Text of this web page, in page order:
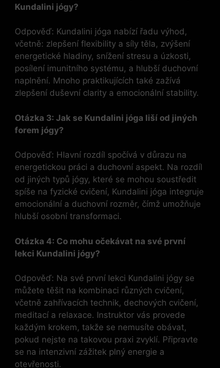
Kundalini jógy?
Odpověď: Kundalini jóga nabízí řadu výhod,
včetně: zlepšení flexibility a síly těla, zvýšení
energetické hladiny, snížení stresu a úzkosti,
posílení imunitního systému, a hlubší duchovní
naplnění. Mnoho praktikujících také zažívá
zlepšení duševní clarity a emocionální stability.
Otázka 3: Jak se Kundalini jóga liší od jiných
forem jógy?
Odpověď: Hlavní rozdíl spočívá v důrazu na
energetickou práci a duchovní aspekt. Na rozdíl
od jiných typů jógy, které se mohou soustředit
spíše na fyzické cvičení, Kundalini jóga integruje
emocionální a duchovní rozměr, čímž umožňuje
hlubší osobní transformaci.
Otázka 4: Co mohu očekávat na své první
lekci Kundalini jógy?
Odpověď: Na své první lekci Kundalini jógy se
můžete těšit na kombinaci různých cvičení,
včetně zahřívacích technik, dechových cvičení,
meditací a relaxace. Instruktor vás provede
každým krokem, takže se nemusíte obávat,
pokud nejste na takovou praxi zvyklí. Připravte
se na intenzivní zážitek plný energie a
otevřenosti.